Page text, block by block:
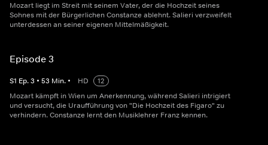
Mozart liegt im Streit mit seinem Vater, der die Hochzeit seines
Sohnes mit der Bürgerlichen Constanze ablehnt. Salieri verzweifelt
unterdessen an seiner eigenen Mittelmäßigkeit.
Episode 3
S1 Ep.3 • 53 Min. • HD
12
Mozart kämpft in Wien um Anerkennung, während Salieri intrigiert
und versucht, die Uraufführung von "Die Hochzeit des Figaro" zu
verhindern. Constanze lernt den Musiklehrer Franz kennen.